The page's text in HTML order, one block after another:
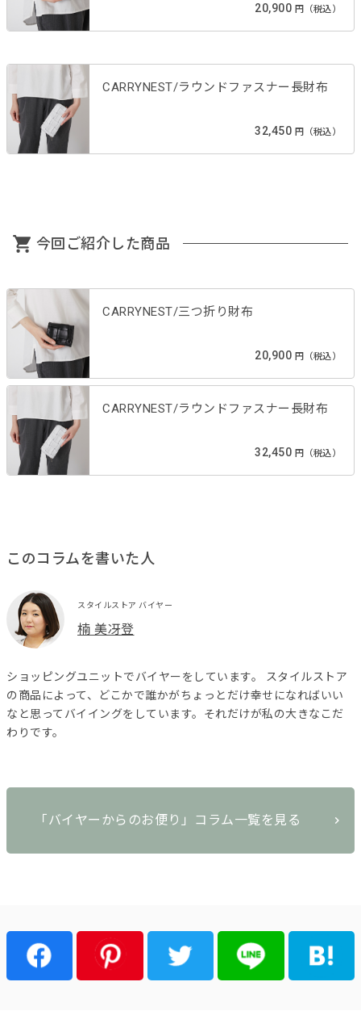
20,900 円（税込）
CARRYNEST/ラウンドファスナー長財布
32,450 円（税込）
今回ご紹介した商品
CARRYNEST/三つ折り財布
20,900 円（税込）
CARRYNEST/ラウンドファスナー長財布
32,450 円（税込）
このコラムを書いた人
スタイルストア バイヤー
楠 美冴登
ショッピングユニットでバイヤーをしています。 スタイルストア
の商品によって、どこかで誰かがちょっとだけ幸せになればいい
なと思ってバイイングをしています。それだけが私の大きなこだ
わりです。
「バイヤーからのお便り」コラム一覧を見る